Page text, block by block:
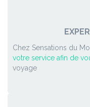
Chez Sensations du
votre service afin de
voyage